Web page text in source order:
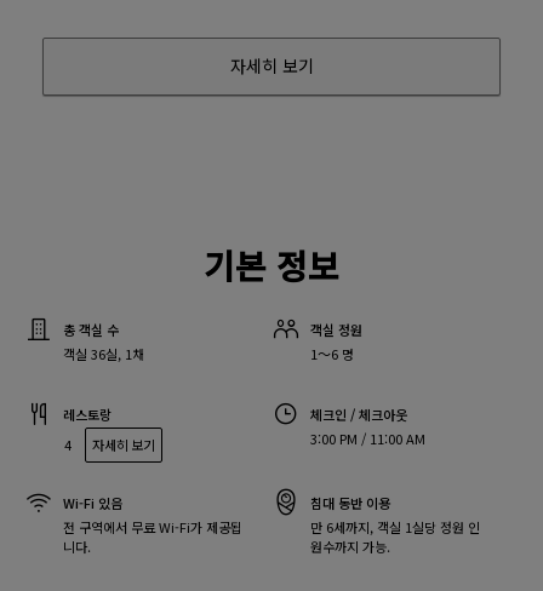
자세히 보기
기본 정보
총 객실 수
객실 36실, 1채
객실 정원
1～6 명
레스토랑
4
자세히 보기
체크인 / 체크아웃
3:00 PM / 11:00 AM
Wi-Fi 있음
전 구역에서 무료 Wi-Fi가 제공됩
니다.
침대 동반 이용
만 6세까지, 객실 1실당 정원 인
원수까지 가능.